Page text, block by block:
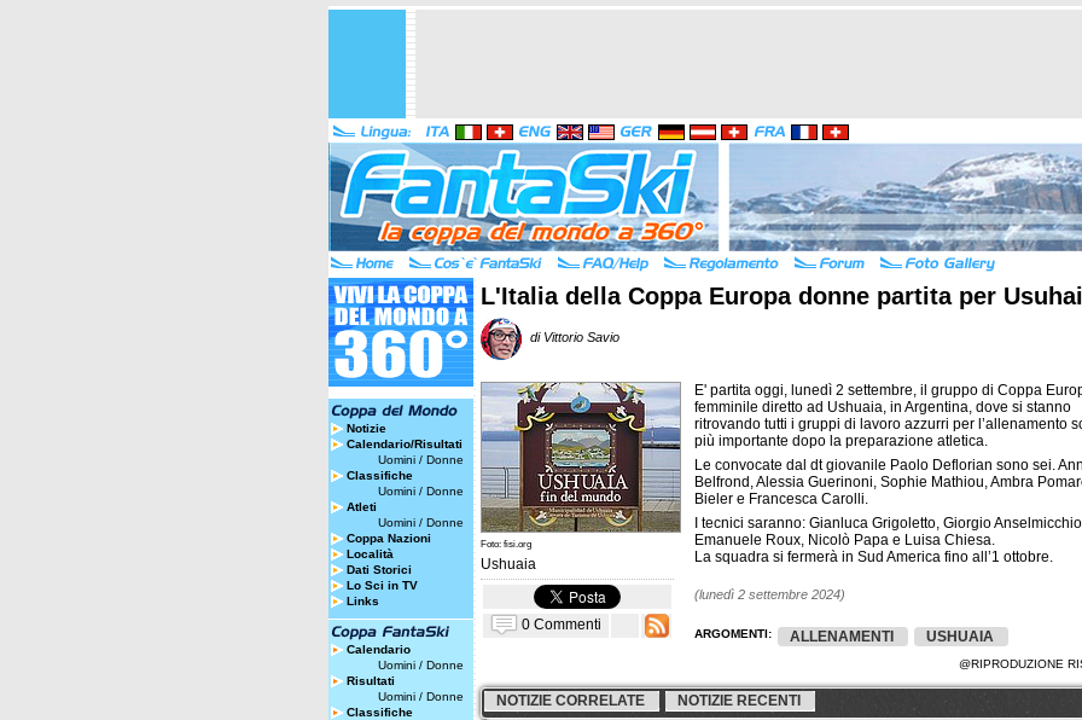
Notizie
Calendario/Risultati
Uomini / Donne
Classifiche
Uomini / Donne
Atleti
Uomini / Donne
Coppa Nazioni
Località
Dati Storici
Lo Sci in TV
Links
Calendario
Uomini / Donne
Risultati
Uomini / Donne
Classifiche
L'Italia della Coppa Europa donne partita per
di Vittorio Savio
Foto: fisi.org
Ushuaia
0 Commenti
E' partita oggi, lunedì 2 settembre, il gruppo di Coppa
femminile diretto ad Ushuaia, in Argentina, dove si stanno
ritrovando tutti i gruppi di lavoro azzurri per l’allenamento
più importante dopo la preparazione atletica.
Le convocate dal dt giovanile Paolo Deflorian sono sei.
Belfrond, Alessia Guerinoni, Sophie Mathiou, Ambra
Bieler e Francesca Carolli.
I tecnici saranno: Gianluca Grigoletto, Giorgio
Emanuele Roux, Nicolò Papa e Luisa Chiesa.
La squadra si fermerà in Sud America fino all’1 ottobre.
(lunedì 2 settembre 2024)
ARGOMENTI: ALLENAMENTI USHUAIA
@RIPRODUZIONE
NOTIZIE CORRELATE NOTIZIE RECENTI